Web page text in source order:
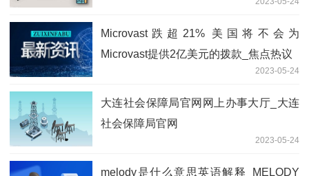
Microvast跌超21% 美国将不会为
Microvast提供2亿美元的拨款_焦点热议
2023-05-24
大连社会保障局官网网上办事大厅_大连
社会保障局官网
2023-05-24
melody是什么意思英语解释_MELODY